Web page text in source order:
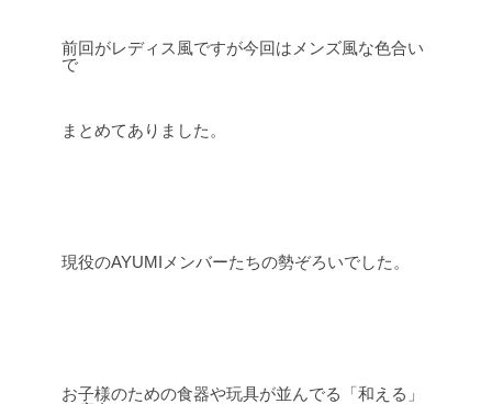
前回がレディス風ですが今回はメンズ風な色合い
で
まとめてありました。
現役のAYUMIメンバーたちの勢ぞろいでした。
お子様のための食器や玩具が並んでる「和える」